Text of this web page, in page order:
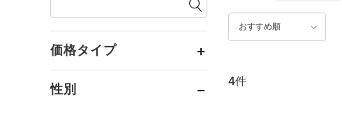
価格タイプ
性別
おすすめ順
4件